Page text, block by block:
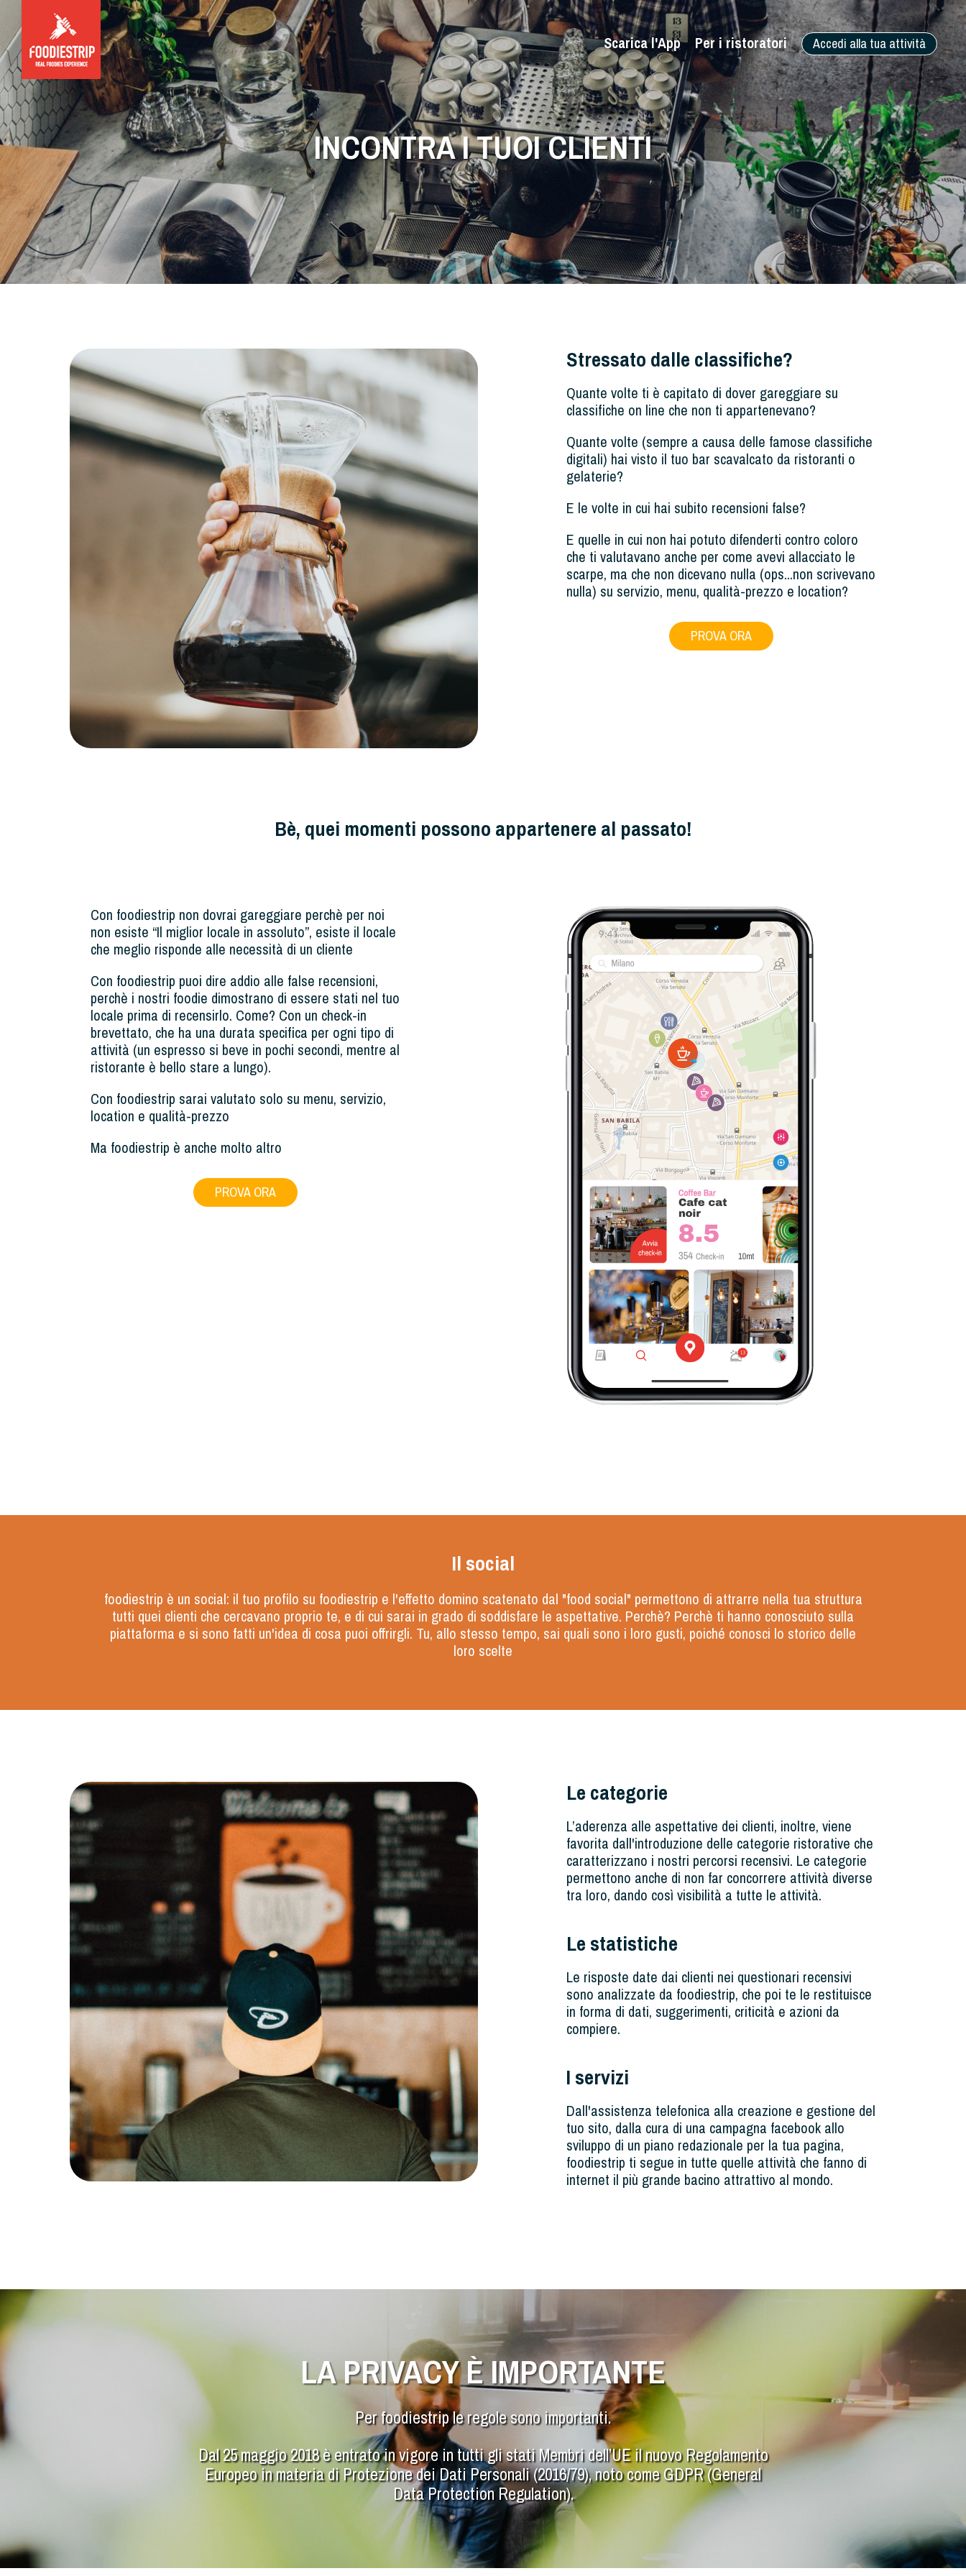
Accedi alla tua attività
Per i ristoratori
Scarica l'App
INCONTRA I TUOI CLIENTI
Stressato dalle classifiche?
Quante volte ti è capitato di dover gareggiare su
classifiche on line che non ti appartenevano?
Quante volte (sempre a causa delle famose classifiche
digitali) hai visto il tuo bar scavalcato da ristoranti o
gelaterie?
E le volte in cui hai subito recensioni false?
E quelle in cui non hai potuto difenderti contro coloro
che ti valutavano anche per come avevi allacciato le
scarpe, ma che non dicevano nulla (ops...non scrivevano
nulla) su servizio, menu, qualità-prezzo e location?
PROVA ORA
Bè, quei momenti possono appartenere al passato!
Con foodiestrip non dovrai gareggiare perchè per noi
non esiste “Il miglior locale in assoluto”, esiste il locale
che meglio risponde alle necessità di un cliente
Con foodiestrip puoi dire addio alle false recensioni,
perchè i nostri foodie dimostrano di essere stati nel tuo
locale prima di recensirlo. Come? Con un check-in
brevettato, che ha una durata specifica per ogni tipo di
attività (un espresso si beve in pochi secondi, mentre al
ristorante è bello stare a lungo).
Con foodiestrip sarai valutato solo su menu, servizio,
location e qualità-prezzo
Ma foodiestrip è anche molto altro
PROVA ORA
Il social
foodiestrip è un social: il tuo profilo su foodiestrip e l'effetto domino scatenato dal "food social" permettono di attrarre nella tua struttura
tutti quei clienti che cercavano proprio te, e di cui sarai in grado di soddisfare le aspettative. Perchè? Perchè ti hanno conosciuto sulla
piattaforma e si sono fatti un'idea di cosa puoi offrirgli. Tu, allo stesso tempo, sai quali sono i loro gusti, poiché conosci lo storico delle
loro scelte
Le categorie
L’aderenza alle aspettative dei clienti, inoltre, viene
favorita dall'introduzione delle categorie ristorative che
caratterizzano i nostri percorsi recensivi. Le categorie
permettono anche di non far concorrere attività diverse
tra loro, dando così visibilità a tutte le attività.
Le statistiche
Le risposte date dai clienti nei questionari recensivi
sono analizzate da foodiestrip, che poi te le restituisce
in forma di dati, suggerimenti, criticità e azioni da
compiere.
I servizi
Dall'assistenza telefonica alla creazione e gestione del
tuo sito, dalla cura di una campagna facebook allo
sviluppo di un piano redazionale per la tua pagina,
foodiestrip ti segue in tutte quelle attività che fanno di
internet il più grande bacino attrattivo al mondo.
LA PRIVACY È IMPORTANTE
Per foodiestrip le regole sono importanti.
Dal 25 maggio 2018 è entrato in vigore in tutti gli stati Membri dell’UE il nuovo Regolamento
Europeo in materia di Protezione dei Dati Personali (2016/79), noto come GDPR (General
Data Protection Regulation).